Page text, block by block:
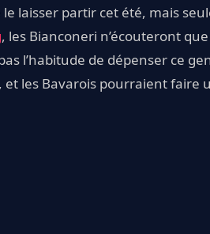
laisser partir cet été, mais
, les Bianconeri n’écouteront
l’habitude de dépenser ce
et les Bavarois pourraient